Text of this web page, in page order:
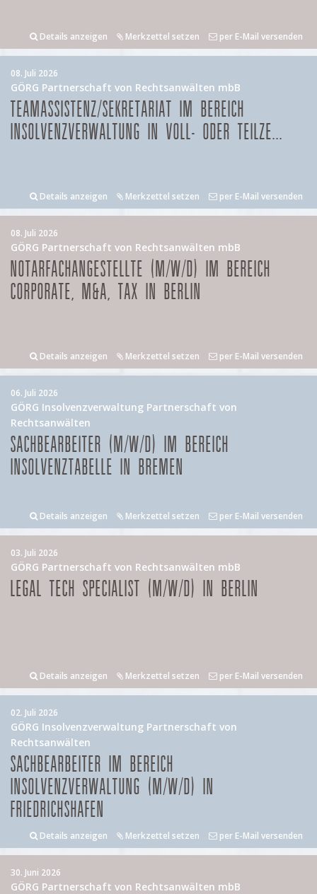
Details anzeigen Merkzettel setzen per E-Mail versenden
08. Juli 2026
GÖRG Partnerschaft von Rechtsanwälten mbB
TEAMASSISTENZ/SEKRETARIAT IM BEREICH
INSOLVENZVERWALTUNG IN VOLL- ODER TEILZE...
Details anzeigen Merkzettel setzen per E-Mail versenden
08. Juli 2026
GÖRG Partnerschaft von Rechtsanwälten mbB
NOTARFACHANGESTELLTE (M/W/D) IM BEREICH
CORPORATE, M&A, TAX IN BERLIN
Details anzeigen Merkzettel setzen per E-Mail versenden
06. Juli 2026
GÖRG Insolvenzverwaltung Partnerschaft von
Rechtsanwälten
SACHBEARBEITER (M/W/D) IM BEREICH
INSOLVENZTABELLE IN BREMEN
Details anzeigen Merkzettel setzen per E-Mail versenden
03. Juli 2026
GÖRG Partnerschaft von Rechtsanwälten mbB
LEGAL TECH SPECIALIST (M/W/D) IN BERLIN
Details anzeigen Merkzettel setzen per E-Mail versenden
02. Juli 2026
GÖRG Insolvenzverwaltung Partnerschaft von
Rechtsanwälten
SACHBEARBEITER IM BEREICH
INSOLVENZVERWALTUNG (M/W/D) IN
FRIEDRICHSHAFEN
Details anzeigen Merkzettel setzen per E-Mail versenden
30. Juni 2026
GÖRG Partnerschaft von Rechtsanwälten mbB